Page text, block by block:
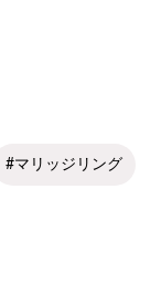
#マリッジリング